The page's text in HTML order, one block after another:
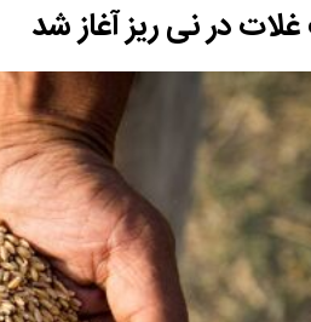
در نی ریز آغاز شد